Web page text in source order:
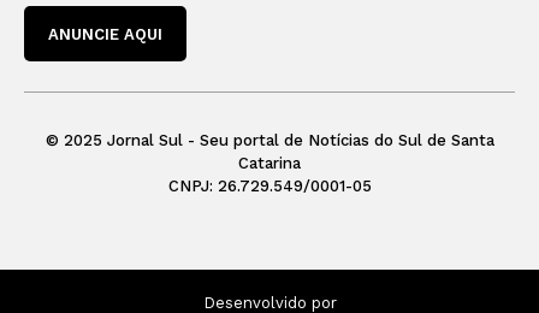
ANUNCIE AQUI
© 2025 Jornal Sul - Seu portal de Notícias do Sul de Santa
Catarina
CNPJ: 26.729.549/0001-05
Desenvolvido por